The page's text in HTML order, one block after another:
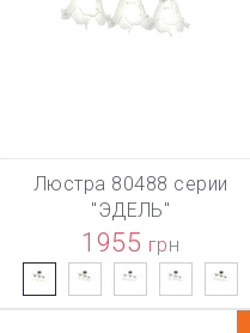
ТОВАР ДОБАВЛЕН В
В КОРЗИНУ
Люстра 80488 серии
"ЭДЕЛЬ"
1955 грн